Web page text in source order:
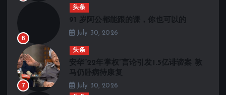
6
头条
91 岁阿公都能跟的课，你也可以的
July 30, 2026
7
头条
安华”22年掌权”言论引发1.5亿诽谤案 敦
马仍卧病待康复
July 30, 2026